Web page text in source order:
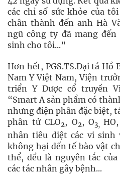
các chỉ số sức khỏe của
chân thành đến anh Hà
ngũ công ty đã mang
sinh cho tôi...”
Hơn hết, PGS.TS.Đại tá Hồ
Nam Y Việt Nam, Viện
triển Y Dược cổ truyền
“Smart A sản phẩm có
nhưng điện phân đặc biệt,
phân tử CLO2, O2, O3,
nhân tiêu diệt các vi sinh
không hại đến tế bào vật
thể, đều là nguyên tắc
các tác nhân gây bệnh...